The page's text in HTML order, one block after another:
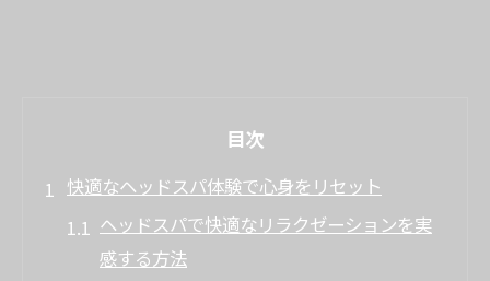
目次
快適なヘッドスパ体験で心身をリセット
ヘッドスパで快適なリラクゼーションを実
感する方法